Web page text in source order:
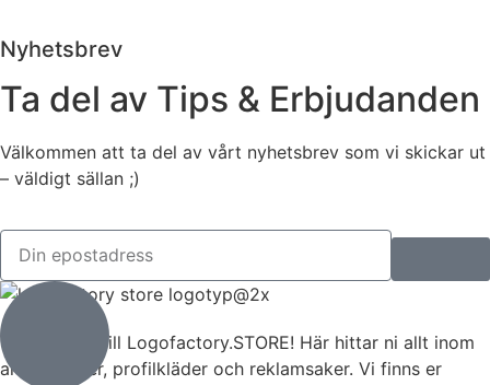
Nyhetsbrev
Ta del av Tips & Erbjudanden
Välkommen att ta del av vårt nyhetsbrev som vi skickar ut
– väldigt sällan ;)
Välkommen till Logofactory.STORE! Här hittar ni allt inom
arbetskläder, profilkläder och reklamsaker. Vi finns er